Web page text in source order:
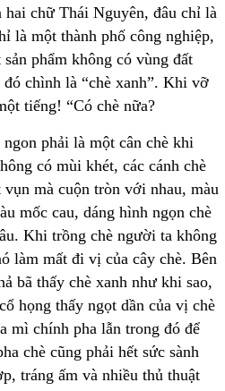
chữ Thái Nguyên, đâu chỉ là
là một thành phố công nghiệp,
phẩm không có vùng đất
chình là “chè xanh”. Khi vỡ
tiếng! “Có chè nữa?
phải là một cân chè khi
có mùi khét, các cánh chè
mà cuộn tròn với nhau, màu
mốc cau, dáng hình ngọn chè
Khi trồng chè người ta không
làm mất đi vị của cây chè. Bên
bã thấy chè xanh như khi sao,
họng thấy ngọt dần của vị chè
mì chính pha lẫn trong đó để
chè cũng phải hết sức sành
tráng ấm và nhiều thủ thuật